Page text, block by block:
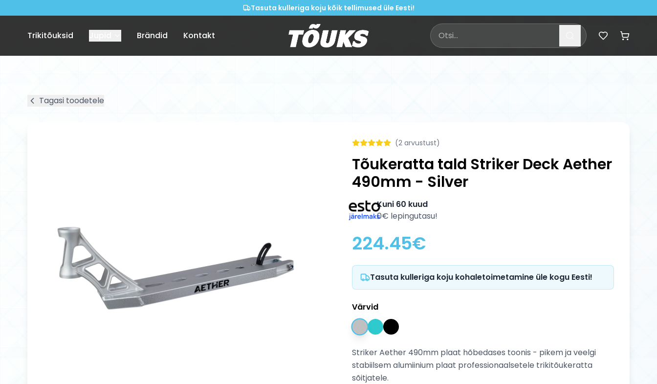
Tasuta kulleriga koju kõik tellimused üle Eesti!
Trikitõuksid Brändid Kontakt
Tagasi toodetele
(2 arvustust)
Tõukeratta tald Striker Deck Aether
490mm - Silver
Kuni 60 kuud
0€ lepingutasu!
224.45€
Tasuta kulleriga koju kohaletoimetamine üle kogu Eesti!
Värvid
Striker Aether 490mm plaat hõbedases toonis - pikem ja veelgi
stabiilsem alumiinium plaat professionaalsetele trikitõukeratta
sõitjatele.